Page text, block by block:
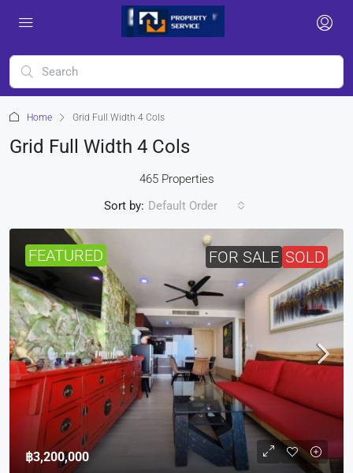
Home Grid Full Width 4 Cols
Grid Full Width 4 Cols
465 Properties
Sort by: Default Order
FEATURED FOR SALE SOLD
฿3,200,000